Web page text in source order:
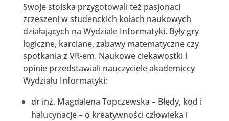
Swoje stoiska przygotowali też pasjonaci
zrzeszeni w studenckich kołach naukowych
działających na Wydziale Informatyki. Były gry
logiczne, karciane, zabawy matematyczne czy
spotkania z VR-em. Naukowe ciekawostki i
opinie przedstawiali nauczyciele akademiccy
Wydziału Informatyki:
dr inż. Magdalena Topczewska – Błędy, kod i
halucynacje – o kreatywności człowieka i